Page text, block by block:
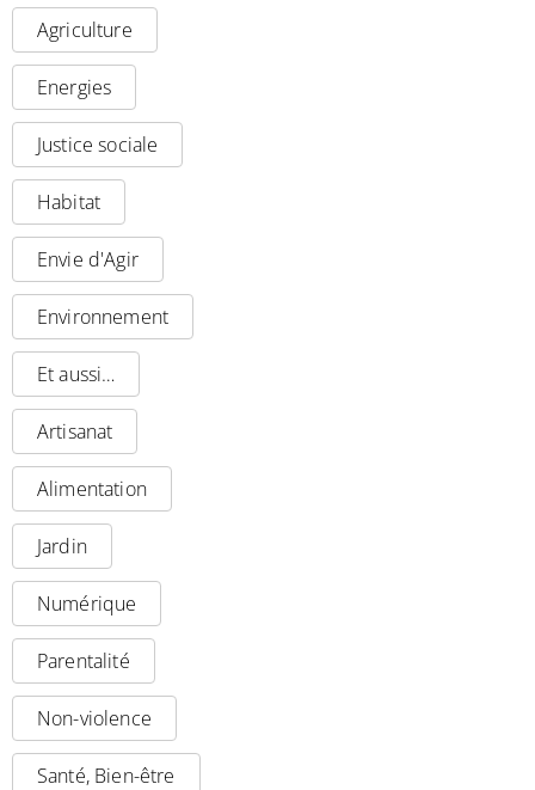
Agriculture
Energies
Justice sociale
Habitat
Envie d'Agir
Environnement
Et aussi…
Artisanat
Alimentation
Jardin
Numérique
Parentalité
Non-violence
Santé, Bien-être